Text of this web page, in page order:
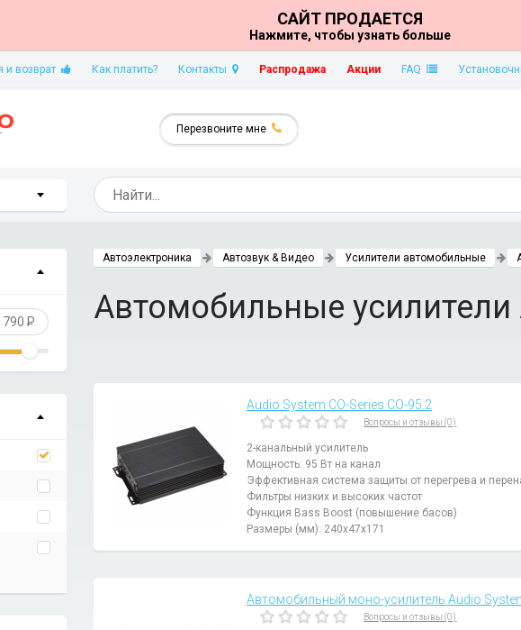
САЙТ ПРОДАЕТСЯ
Нажмите, чтобы узнать больше
и возврат Как платить? Контакты Распродажа Акции FAQ
Перезвоните мне
790 P
Автоэлектроника Автозвук & Видео Усилители автомобильные
Автомобильные усилители
Audio System CO-Series CO-95.2
Вопросы и отзывы (0)
2-канальный усилитель
Мощность: 95 Вт на канал
Эффективная система защиты от перегрева и
Фильтры низких и высоких частот
Функция Bass Boost (повышение басов)
Размеры (мм): 240х47х171
Автомобильный моно-усилитель Audio
Вопросы и отзывы (0)